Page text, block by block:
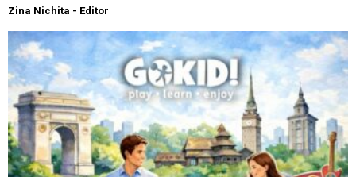
Zina Nichita - Editor